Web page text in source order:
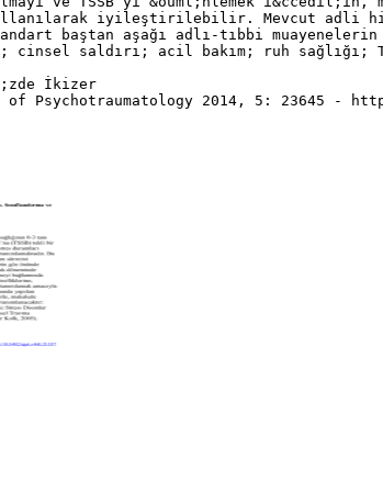
iyileştirilebilir. Mevcut adli
baştan aşağı adlı-tıbbi
cinsel saldırı; acil bakım; ruh sağlığı;
İkizer